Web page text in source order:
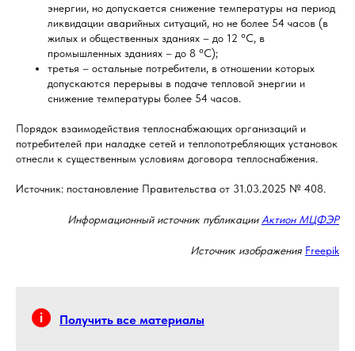
энергии, но допускается снижение температуры на период
ликвидации аварийных ситуаций, но не более 54 часов (в
жилых и общественных зданиях – до 12 °C, в
промышленных зданиях – до 8 °C);
третья – остальные потребители, в отношении которых
допускаются перерывы в подаче тепловой энергии и
снижение температуры более 54 часов.
Порядок взаимодействия теплоснабжающих организаций и
потребителей при наладке сетей и теплопотребляющих установок
отнесли к существенным условиям договора теплоснабжения.
Источник: постановление Правительства от 31.03.2025 № 408.
Информационный источник публикации Актион МЦФЭР
Источник изображения Freepik
Получить все материалы